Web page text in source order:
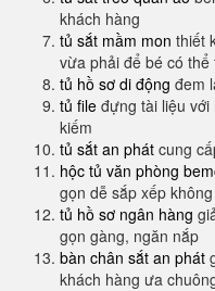
khách hàng
tủ sắt mầm mon thiết
vừa phải để bé có thể
tủ hồ sơ di động đem
tủ file đựng tài liệu
kiếm
tủ sắt an phát cung
hộc tủ văn phòng
gọn dễ sắp xếp
tủ hồ sơ ngân hàng
gọn gàng, ngăn nắp
bàn chân sắt an phát
khách hàng ưa